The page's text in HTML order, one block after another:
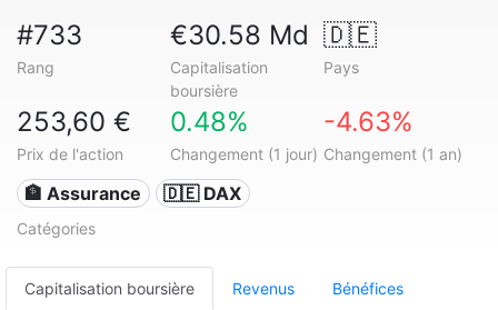
#733
Rang
€30.58 Md
Capitalisation
boursière
🇩🇪
Pays
253,60 €
Prix de l'action
0.48%
Changement (1 jour)
-4.63%
Changement (1 an)
🏦 Assurance 🇩🇪 DAX
Catégories
Capitalisation boursière Revenus Bénéfices